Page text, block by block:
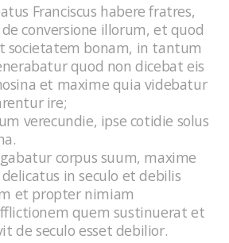
Franciscus habere fratres,
conversione illorum, et quod
societatem bonam, in tantum
quod non dicebat eis
et maxime quia videbatur
ire;
verecundie, ipse cotidie solus
corpus suum, maxime
in seculo et debilis
et propter nimiam
quem sustinuerat et
de seculo esset debilior.